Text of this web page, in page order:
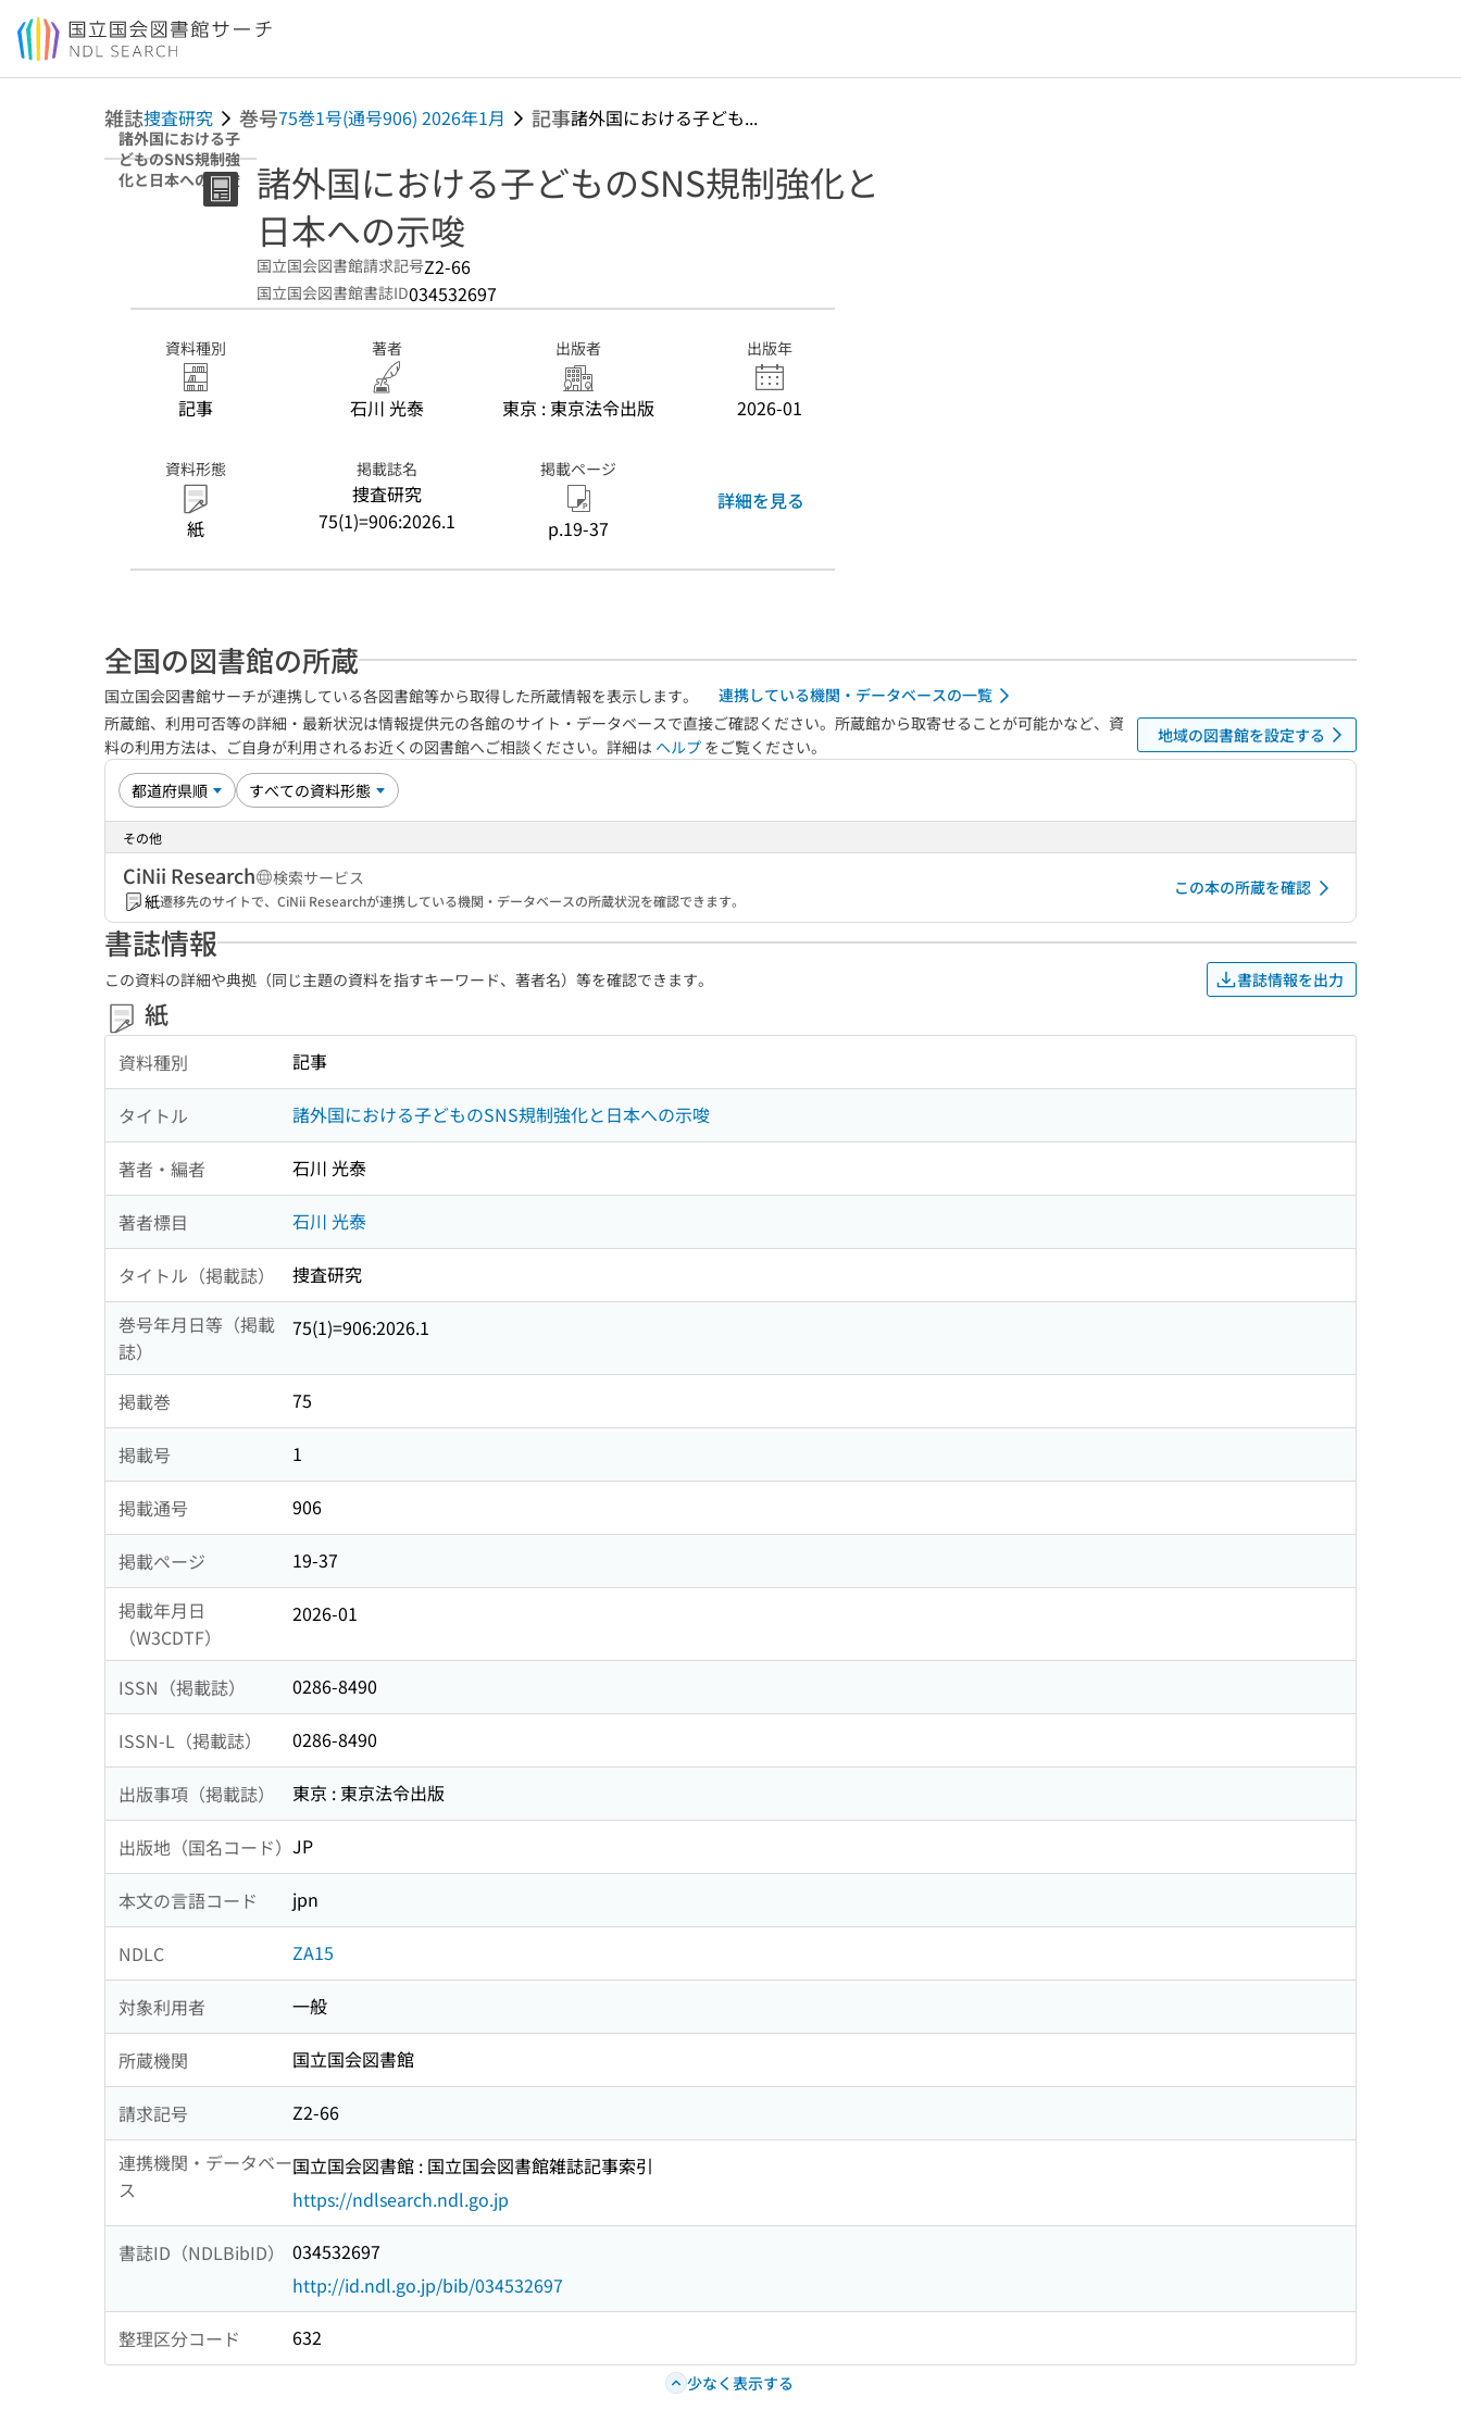
本文へ移動
雑誌捜査研究 巻号75巻1号(通号906) 2026年1月 記事諸外国における子ども...
諸外国における子
どものSNS規制強
化と日本への示唆
諸外国における子どものSNS規制強化と
日本への示唆
国立国会図書館請求記号Z2-66
国立国会図書館書誌ID034532697
資料種別
記事
著者
石川 光泰
出版者
東京 : 東京法令出版
出版年
2026-01
資料形態
紙
掲載誌名
捜査研究
75(1)=906:2026.1
掲載ページ
p.19-37
詳細を見る
全国の図書館の所蔵
国立国会図書館サーチが連携している各図書館等から取得した所蔵情報を表示します。
連携している機関・データベースの一覧
所蔵館、利用可否等の詳細・最新状況は情報提供元の各館のサイト・データベースで直接ご確認ください。所蔵館から取寄せることが可能かなど、資
料の利用方法は、ご自身が利用されるお近くの図書館へご相談ください。詳細は ヘルプ をご覧ください。
地域の図書館を設定する
その他
CiNii Research
検索サービス
紙遷移先のサイトで、CiNii Researchが連携している機関・データベースの所蔵状況を確認できます。
この本の所蔵を確認
書誌情報
この資料の詳細や典拠（同じ主題の資料を指すキーワード、著者名）等を確認できます。 書誌情報を出力
紙
資料種別 記事
タイトル 諸外国における子どものSNS規制強化と日本への示唆
著者・編者 石川 光泰
著者標目 石川 光泰
タイトル（掲載誌）
捜査研究
巻号年月日等（掲載
誌）
75(1)=906:2026.1
掲載巻 75
掲載号 1
掲載通号 906
掲載ページ
19-37
掲載年月日
（W3CDTF）
2026-01
ISSN（掲載誌） 0286-8490
ISSN-L（掲載誌） 0286-8490
出版事項（掲載誌） 東京 : 東京法令出版
出版地（国名コード） JP
本文の言語コード jpn
NDLC ZA15
対象利用者 一般
所蔵機関 国立国会図書館
請求記号
Z2-66
連携機関・データベー
ス
国立国会図書館 : 国立国会図書館雑誌記事索引
https://ndlsearch.ndl.go.jp
書誌ID（NDLBibID）
034532697
http://id.ndl.go.jp/bib/034532697
整理区分コード 632
少なく表示する